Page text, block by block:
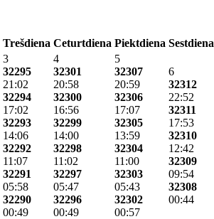
Trešdiena Ceturtdiena Piektdiena Sestdiena
3
32295
21:02
32294
17:02
32293
14:06
32292
11:07
32291
05:58
32290
00:49
4
32301
20:58
32300
16:56
32299
14:00
32298
11:02
32297
05:47
32296
00:49
5
32307
20:59
32306
17:07
32305
13:59
32304
11:00
32303
05:43
32302
00:57
6
32312
22:52
32311
17:53
32310
12:42
32309
09:54
32308
00:44